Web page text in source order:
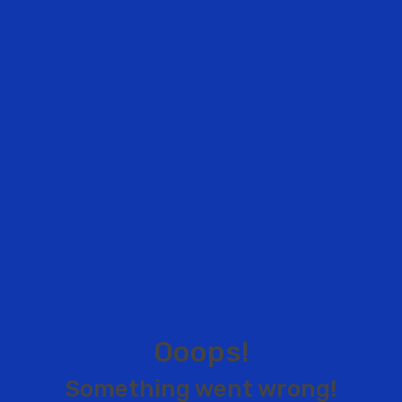
Ooops!
Something went wrong!